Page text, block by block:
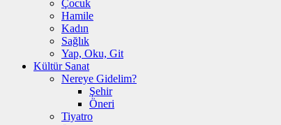
Çocuk
Hamile
Kadın
Sağlık
Yap, Oku, Git
Kültür Sanat
Nereye Gidelim?
Şehir
Öneri
Tiyatro